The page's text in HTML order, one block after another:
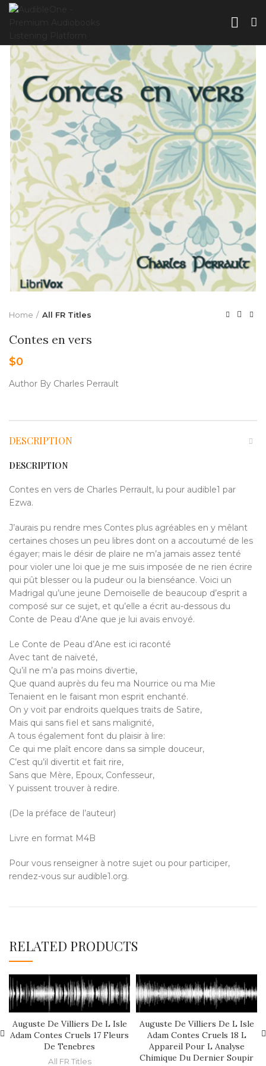
Home All FR Titles
Contes en vers
$0
Author By Charles Perrault
DESCRIPTION
DESCRIPTION
Contes en vers de Charles Perrault, lu pour audible1 par
Ezwa.
J’aurais pu rendre mes Contes plus agréables en y mêlant
certaines choses un peu libres dont on a accoutumé de les
égayer; mais le désir de plaire ne m’a jamais assez tenté
pour violer une loi que je me suis imposée de ne rien écrire
qui pût blesser ou la pudeur ou la bienséance. Voici un
Madrigal qu’une jeune Demoiselle de beaucoup d’esprit a
composé sur ce sujet, et qu’elle a écrit au-dessous du
Conte de Peau d’Ane que je lui avais envoyé.
Le Conte de Peau d’Ane est ici raconté
Avec tant de naïveté,
Qu’il ne m’a pas moins divertie,
Que quand auprès du feu ma Nourrice ou ma Mie
Tenaient en le faisant mon esprit enchanté.
On y voit par endroits quelques traits de Satire,
Mais qui sans fiel et sans malignité,
A tous également font du plaisir à lire:
Ce qui me plaît encore dans sa simple douceur,
C’est qu’il divertit et fait rire,
Sans que Mère, Epoux, Confesseur,
Y puissent trouver à redire.
(De la préface de l’auteur)
Livre en format M4B
Pour vous renseigner à notre sujet ou pour participer,
rendez-vous sur audible1.org.
RELATED PRODUCTS
Auguste De Villiers De L Isle
Adam Contes Cruels 17 Fleurs
De Tenebres
All FR Titles
Auguste De Villiers De L Isle
Adam Contes Cruels 18 L
Appareil Pour L Analyse
Chimique Du Dernier Soupir